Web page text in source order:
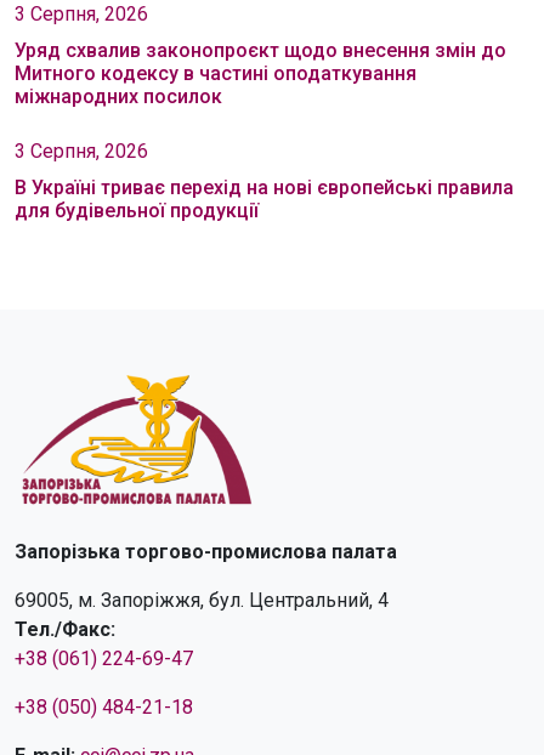
3 Серпня, 2026
Уряд схвалив законопроєкт щодо внесення змін до
Митного кодексу в частині оподаткування
міжнародних посилок
3 Серпня, 2026
В Україні триває перехід на нові європейські правила
для будівельної продукції
Запорізька торгово-промислова палата
69005, м. Запоріжжя, бул. Центральний, 4
Тел./Факс:
+38 (061) 224-69-47
+38 (050) 484-21-18